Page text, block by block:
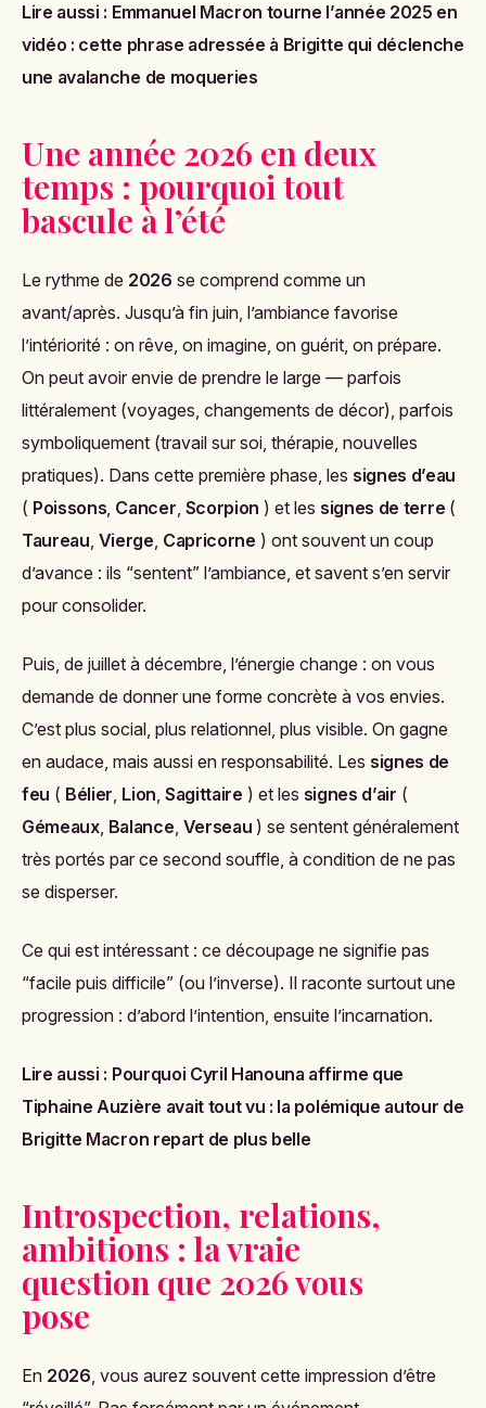
Lire aussi : Emmanuel Macron tourne l’année 2025 en
vidéo : cette phrase adressée à Brigitte qui déclenche
une avalanche de moqueries
Une année 2026 en deux
temps : pourquoi tout
bascule à l’été
Le rythme de 2026 se comprend comme un
avant/après. Jusqu’à fin juin, l’ambiance favorise
l’intériorité : on rêve, on imagine, on guérit, on prépare.
On peut avoir envie de prendre le large — parfois
littéralement (voyages, changements de décor), parfois
symboliquement (travail sur soi, thérapie, nouvelles
pratiques). Dans cette première phase, les signes d’eau
( Poissons, Cancer, Scorpion ) et les signes de terre (
Taureau, Vierge, Capricorne ) ont souvent un coup
d’avance : ils “sentent” l’ambiance, et savent s’en servir
pour consolider.
Puis, de juillet à décembre, l’énergie change : on vous
demande de donner une forme concrète à vos envies.
C’est plus social, plus relationnel, plus visible. On gagne
en audace, mais aussi en responsabilité. Les signes de
feu ( Bélier, Lion, Sagittaire ) et les signes d’air (
Gémeaux, Balance, Verseau ) se sentent généralement
très portés par ce second souffle, à condition de ne pas
se disperser.
Ce qui est intéressant : ce découpage ne signifie pas
“facile puis difficile” (ou l’inverse). Il raconte surtout une
progression : d’abord l’intention, ensuite l’incarnation.
Lire aussi : Pourquoi Cyril Hanouna affirme que
Tiphaine Auzière avait tout vu : la polémique autour de
Brigitte Macron repart de plus belle
Introspection, relations,
ambitions : la vraie
question que 2026 vous
pose
En 2026, vous aurez souvent cette impression d’être